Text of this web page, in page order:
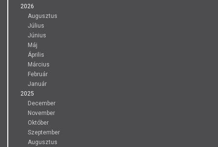
2026
Augusztus
Július
Június
Máj
Április
Március
Február
Január
2025
December
November
Október
Szeptember
Augusztus